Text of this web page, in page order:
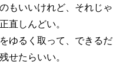
もいいけれど、それじゃ
直しんどい。
ゆるく取って、できるだ
せたらいい。